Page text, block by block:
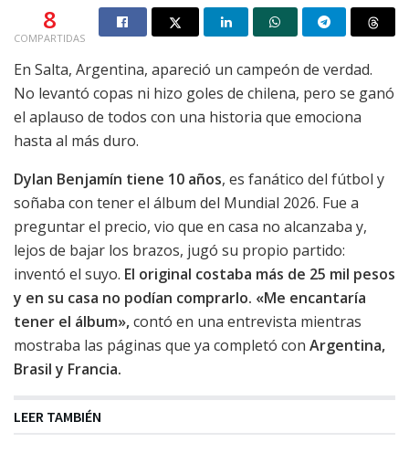
8
COMPARTIDAS
En Salta, Argentina, apareció un campeón de verdad.
No levantó copas ni hizo goles de chilena, pero se ganó
el aplauso de todos con una historia que emociona
hasta al más duro.
Dylan Benjamín tiene 10 años, es fanático del fútbol y
soñaba con tener el álbum del Mundial 2026. Fue a
preguntar el precio, vio que en casa no alcanzaba y,
lejos de bajar los brazos, jugó su propio partido:
inventó el suyo. El original costaba más de 25 mil pesos
y en su casa no podían comprarlo. «Me encantaría
tener el álbum»,contó en una entrevista mientras
mostraba las páginas que ya completó con Argentina,
Brasil y Francia.
LEER TAMBIÉN